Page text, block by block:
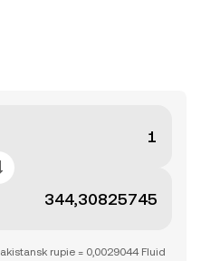
rupie = 0,0029044 Fluid